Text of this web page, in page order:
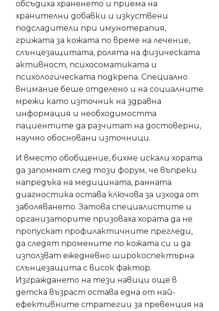
обсъдиха храненето и приема на
хранителни добавки и изкуствени
подсладители при имунотерапия,
грижата за кожата по време на лечение,
слънцезащитата, ролята на физическата
активност, психосоматиката и
психологическата подкрепа. Специално
внимание беше отделено и на социалните
мрежи като източник на здравна
информация и необходимостта
пациентите да разчитат на достоверни,
научно обосновани източници.
И вместо обобщение, бихме искали хората
да запомнят след този форум, че въпреки
напредъка на медицината, ранната
диагностика остава ключова за изхода от
заболяването. Затова специалистите и
организаторите призоваха хората да не
пропускат профилактичните прегледи,
да следят промените по кожата си и да
използват ежедневно широкоспектърна
слънцезащита с висок фактор.
Изграждането на тези навици още в
детска възраст остава една от най-
ефективните стратегии за превенция на